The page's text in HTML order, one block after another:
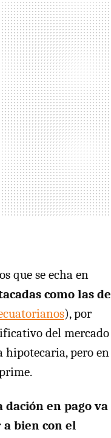
que se echa en
como las de
), por
del mercado
hipotecaria, pero en
dación en pago va
bien con el